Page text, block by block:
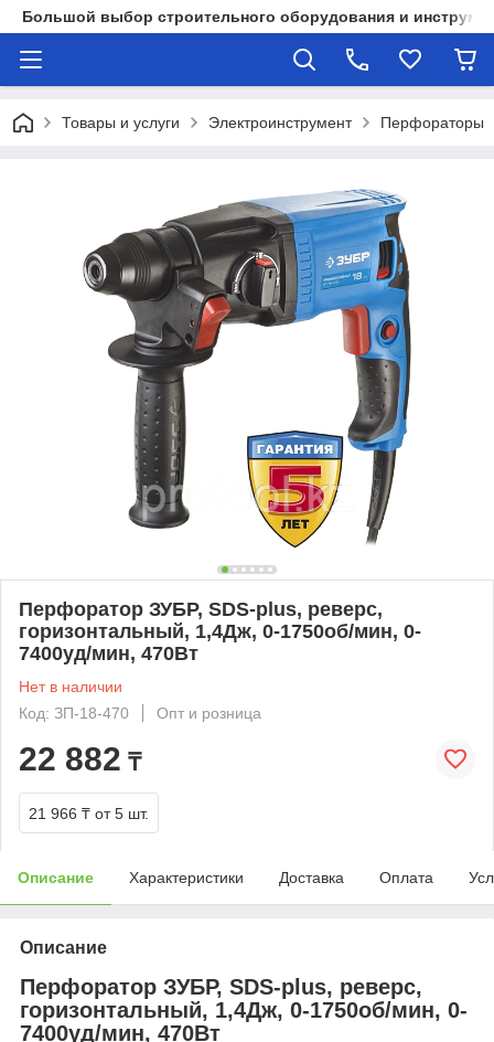
Большой выбор строительного оборудования и
Товары и услуги Электроинструмент Перфораторы
Перфоратор ЗУБР, SDS-plus, реверс,
горизонтальный, 1,4Дж, 0-1750об/мин, 0-
7400уд/мин, 470Вт
Нет в наличии
Код: ЗП-18-470
Опт и розница
22 882 ₸
21 966 ₸ от 5 шт.
Описание Характеристики Доставка Оплата
Описание
Перфоратор ЗУБР, SDS-plus, реверс,
горизонтальный, 1,4Дж, 0-1750об/мин, 0-
7400уд/мин, 470Вт